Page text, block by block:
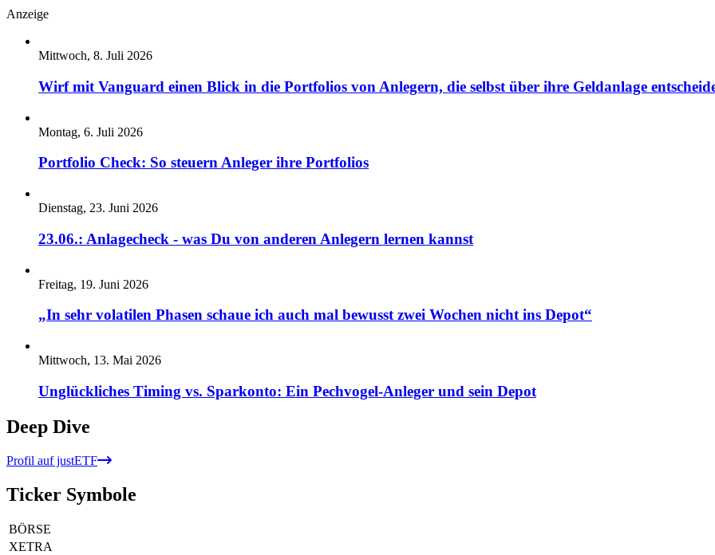
Anzeige
Mittwoch, 8. Juli 2026
Wirf mit Vanguard einen Blick in die Portfolios von Anlegern, die selbst über ihre Geldanlage
Montag, 6. Juli 2026
Portfolio Check: So steuern Anleger ihre Portfolios
Dienstag, 23. Juni 2026
23.06.: Anlagecheck - was Du von anderen Anlegern lernen kannst
Freitag, 19. Juni 2026
„In sehr volatilen Phasen schaue ich auch mal bewusst zwei Wochen nicht ins Depot“
Mittwoch, 13. Mai 2026
Unglückliches Timing vs. Sparkonto: Ein Pechvogel-Anleger und sein Depot
Deep Dive
Profil auf justETF
Ticker Symbole
BÖRSE
XETRA